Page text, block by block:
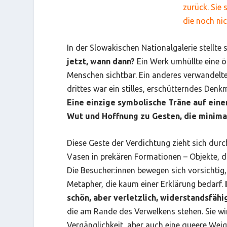
zurück. Sie
die noch
In der Slowakischen Nationalgalerie stellte
jetzt, wann dann? Ein Werk umhüllte eine
Menschen sichtbar. Ein anderes
drittes war ein stilles, erschütterndes
Eine einzige symbolische Träne auf
Wut und Hoffnung zu Gesten, die
Diese Geste der Verdichtung zieht sich
Vasen in prekären Formationen – Objekte,
Die Besucher:innen bewegen sich
Metapher, die kaum einer Erklärung bedarf.
schön, aber verletzlich,
die am Rande des Verwelkens stehen. Sie
Vergänglichkeit, aber auch eine queere